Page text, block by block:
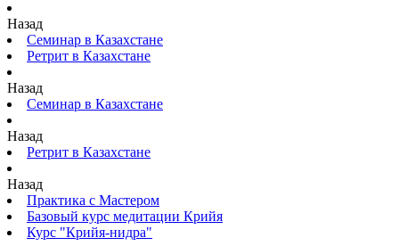
Назад
Семинар в Казахстане
Ретрит в Казахстане
Назад
Семинар в Казахстане
Назад
Ретрит в Казахстане
Назад
Практика с Мастером
Базовый курс медитации Крийя
Курс "Крийя-нидра"